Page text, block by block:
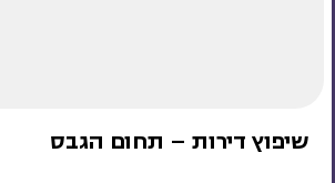
שיפוץ דירות – תחום הגבס